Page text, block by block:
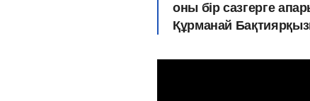
оны бір сазгерге
Құрманай